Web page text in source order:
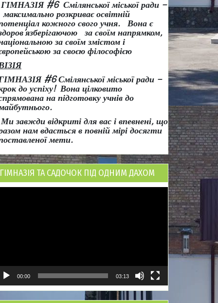
ГІМНАЗІЯ #6 Смілянської міської ради –
розкриває освітній
кожного свого учня.
Вона є
’язберігаючою за своїм напрямком,
за своїм змістом і
за своєю філософією
#6 Смілянської міської ради –
до успіху! Вона цілковито
на підготовку учнів до
Ми завжди відкриті для вас і впевнені, що
нам вдасться в повній мірі досягти
мети.
ГІМНАЗІЯ ТА САДОЧОК ПІД ОДНИМ ДАХОМ
00:00 03:13